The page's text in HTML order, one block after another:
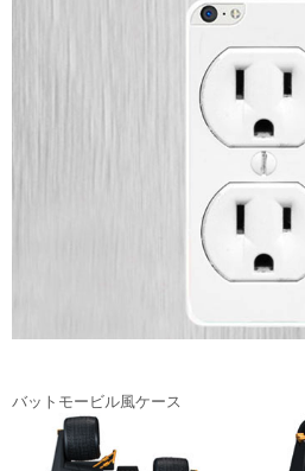
バットモービル風ケース